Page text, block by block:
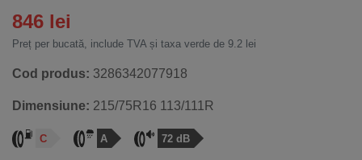
846 lei
Preț per bucată, include TVA și taxa verde de 9.2 lei
Cod produs: 3286342077918
Dimensiune: 215/75R16 113/111R
C A 72 dB